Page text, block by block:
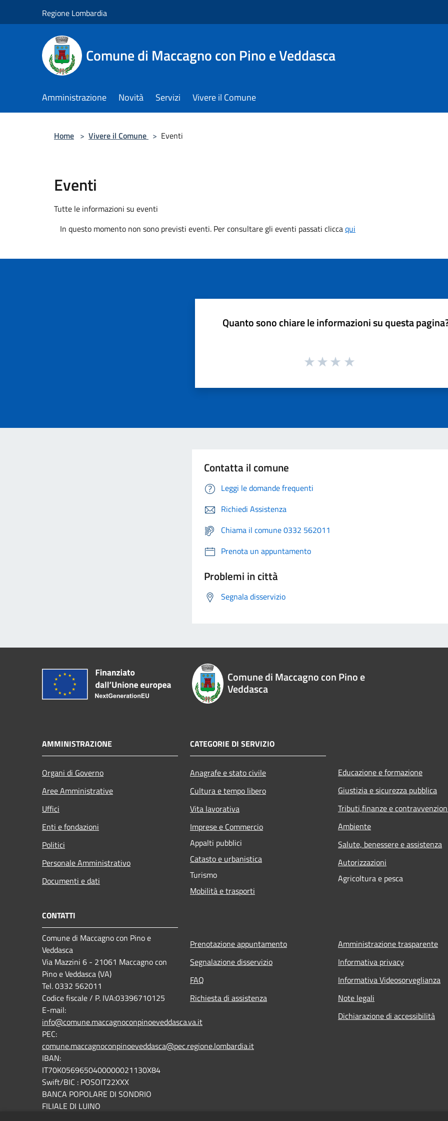
Regione Lombardia
Comune di Maccagno con Pino e Veddasca
Amministrazione Novità Servizi Vivere il Comune
Home > Vivere il Comune > Eventi
Eventi
Tutte le informazioni su eventi
In questo momento non sono previsti eventi. Per consultare gli eventi passati cliccaqui
Quanto sono chiare le informazioni su questa
Contatta il comune
Leggi le domande frequenti
Richiedi Assistenza
Chiama il comune 0332 562011
Prenota un appuntamento
Problemi in città
Segnala disservizio
Comune di Maccagno con Pino e
Veddasca
AMMINISTRAZIONE
Organi di Governo
Aree Amministrative
Uffici
Enti e fondazioni
Politici
Personale Amministrativo
Documenti e dati
CATEGORIE DI SERVIZIO
Anagrafe e stato civile
Cultura e tempo libero
Vita lavorativa
Imprese e Commercio
Appalti pubblici
Catasto e urbanistica
Turismo
Mobilità e trasporti
Educazione e formazione
Giustizia e sicurezza pubblica
Tributi,finanze e
Ambiente
Salute, benessere e assistenza
Autorizzazioni
Agricoltura e pesca
CONTATTI
Comune di Maccagno con Pino e
Veddasca
Via Mazzini 6 - 21061 Maccagno con
Pino e Veddasca (VA)
Tel. 0332 562011
Codice fiscale / P. IVA:03396710125
E-mail:
info@comune.maccagnoconpinoeveddasca.va.it
PEC:
comune.maccagnoconpinoeveddasca@pec.regione.lombardia.it
IBAN:
IT70K0569650400000021130X84
Swift/BIC : POSOIT22XXX
BANCA POPOLARE DI SONDRIO
FILIALE DI LUINO
Prenotazione appuntamento
Segnalazione disservizio
FAQ
Richiesta di assistenza
Amministrazione trasparente
Informativa privacy
Informativa Videosorveglianza
Note legali
Dichiarazione di accessibilità